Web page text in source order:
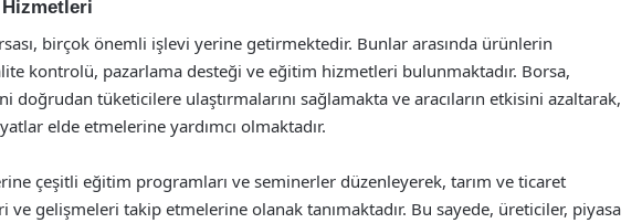
Hizmetleri
birçok önemli işlevi yerine getirmektedir. Bunlar arasında ürünlerin
kontrolü, pazarlama desteği ve eğitim hizmetleri bulunmaktadır. Borsa,
doğrudan tüketicilere ulaştırmalarını sağlamakta ve aracıların etkisini azaltarak,
elde etmelerine yardımcı olmaktadır.
çeşitli eğitim programları ve seminerler düzenleyerek, tarım ve ticaret
ve gelişmeleri takip etmelerine olanak tanımaktadır. Bu sayede, üreticiler, piyasa